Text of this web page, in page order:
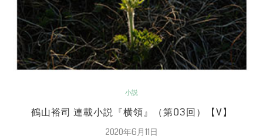
小説
鶴山裕司 連載小説『横領』（第03回）【V】
2020年6月11日